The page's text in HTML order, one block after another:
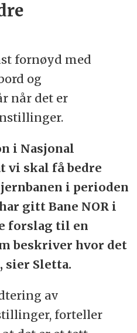
fornøyd med
og
når det er
i Nasjonal
vi skal få bedre
i perioden
gitt Bane NOR i
forslag til en
beskriver hvor det
sier Sletta.
av
forteller